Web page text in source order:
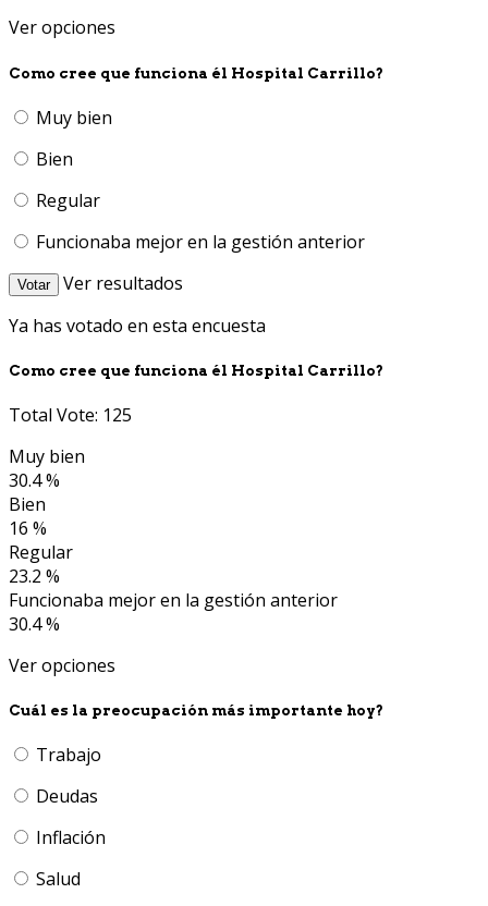
Ver opciones
Como cree que funciona él Hospital Carrillo?
Muy bien
Bien
Regular
Funcionaba mejor en la gestión anterior
Votar
Ver resultados
Ya has votado en esta encuesta
Como cree que funciona él Hospital Carrillo?
Total Vote: 125
Muy bien
30.4 %
Bien
16 %
Regular
23.2 %
Funcionaba mejor en la gestión anterior
30.4 %
Ver opciones
Cuál es la preocupación más importante hoy?
Trabajo
Deudas
Inflación
Salud